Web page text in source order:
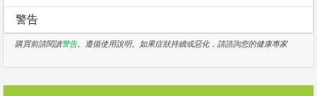
警告
購買前請閱讀警告。遵循使用說明。如果症狀持續或惡化，請諮詢您的健康專家